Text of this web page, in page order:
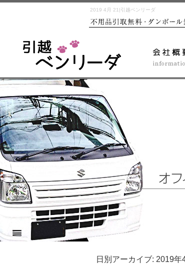
2019 4月 21|引越ベンリーダ
日別アーカイブ: 2019年